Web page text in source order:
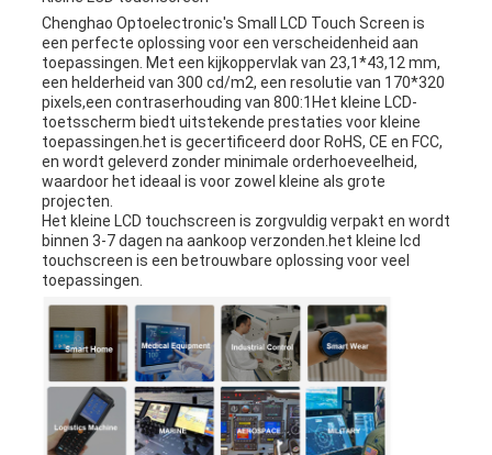
Chenghao Optoelectronic's Small LCD Touch Screen is
een perfecte oplossing voor een verscheidenheid aan
toepassingen. Met een kijkoppervlak van 23,1*43,12 mm,
een helderheid van 300 cd/m2, een resolutie van 170*320
pixels,een contraserhouding van 800:1Het kleine LCD-
toetsscherm biedt uitstekende prestaties voor kleine
toepassingen.het is gecertificeerd door RoHS, CE en FCC,
en wordt geleverd zonder minimale orderhoeveelheid,
waardoor het ideaal is voor zowel kleine als grote
projecten.
Het kleine LCD touchscreen is zorgvuldig verpakt en wordt
binnen 3-7 dagen na aankoop verzonden.het kleine lcd
touchscreen is een betrouwbare oplossing voor veel
toepassingen.